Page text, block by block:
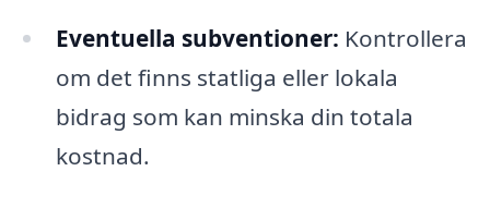
Eventuella subventioner: Kontrollera
om det finns statliga eller lokala
bidrag som kan minska din totala
kostnad.